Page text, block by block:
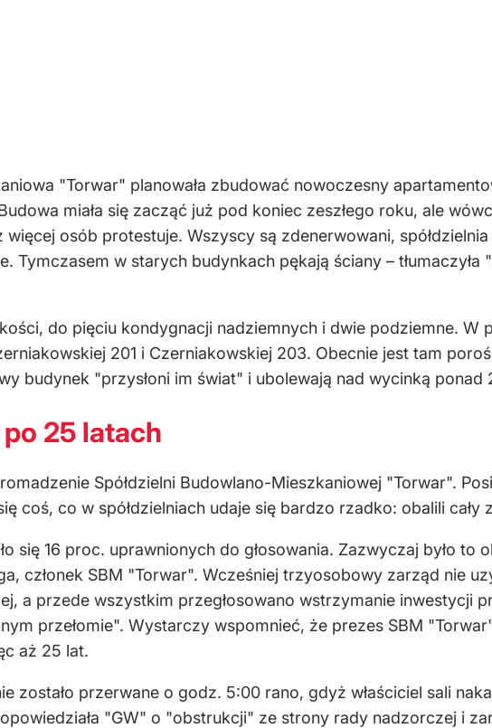
"Torwar" planowała zbudować nowoczesny
miała się zacząć już pod koniec zeszłego roku, ale
osób protestuje. Wszyscy są zdenerwowani,
Tymczasem w starych budynkach pękają ściany –
do pięciu kondygnacji nadziemnych i dwie podziemne. W
201 i Czerniakowskiej 203. Obecnie jest tam
budynek "przysłoni im świat" i ubolewają nad wycinką ponad
po 25 latach
Spółdzielni Budowlano-Mieszkaniowej "Torwar".
coś, co w spółdzielniach udaje się bardzo rzadko: obalili cały
się 16 proc. uprawnionych do głosowania. Zazwyczaj było
członek SBM "Torwar". Wcześniej trzyosobowy zarząd nie
a przede wszystkim przegłosowano wstrzymanie inwestycji
przełomie". Wystarczy wspomnieć, że prezes SBM
aż 25 lat.
zostało przerwane o godz. 5:00 rano, gdyż właściciel sali
"GW" o "obstrukcji" ze strony rady nadzorczej i